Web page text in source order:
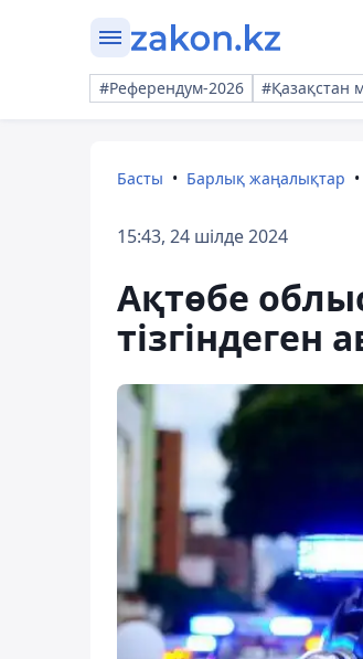
#Референдум-2026 #Қазақстан
Басты Барлық жаңалықтар
15:43, 24 шілде 2024
Ақтөбе
тізгіндеген